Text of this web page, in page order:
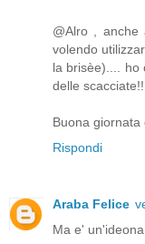
@Alro ,
volendo
la brisèe).... ho
delle
Buona giornata
Rispondi
Araba Felice
Ma e'